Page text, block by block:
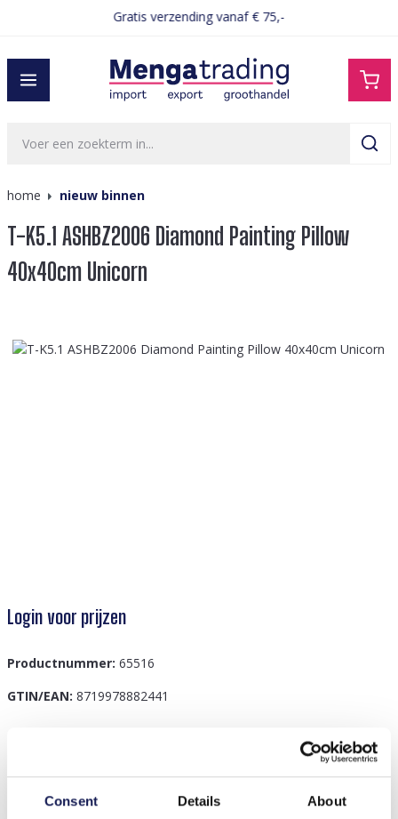
Consent Details About
Gratis verzending vanaf € 75,-
home nieuw binnen
T-K5.1 ASHBZ2006 Diamond Painting Pillow
40x40cm Unicorn
Afbeeldingengalerij overslaan
Login voor prijzen
Productnummer: 65516
GTIN/EAN: 8719978882441
T-K5.1 ASHBZ2006 Diamond Painting Kussen 40x40cm